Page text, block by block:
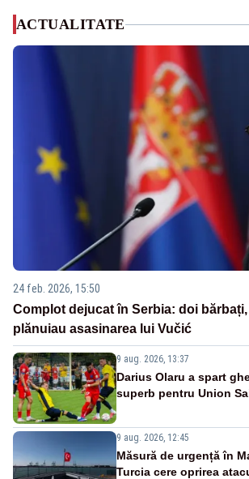
ACTUALITATE
24 feb. 2026, 15:50
Complot dejucat în Serbia: doi
plănuiau asasinarea lui Vučić
9 aug. 2026, 13:37
Darius Olaru a spart
superb pentru Union
9 aug. 2026, 12:45
Măsură de urgență în
Turcia cere oprirea